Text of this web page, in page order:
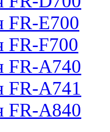
FR-E700
FR-F700
FR-А740
FR-А741
FR-А840